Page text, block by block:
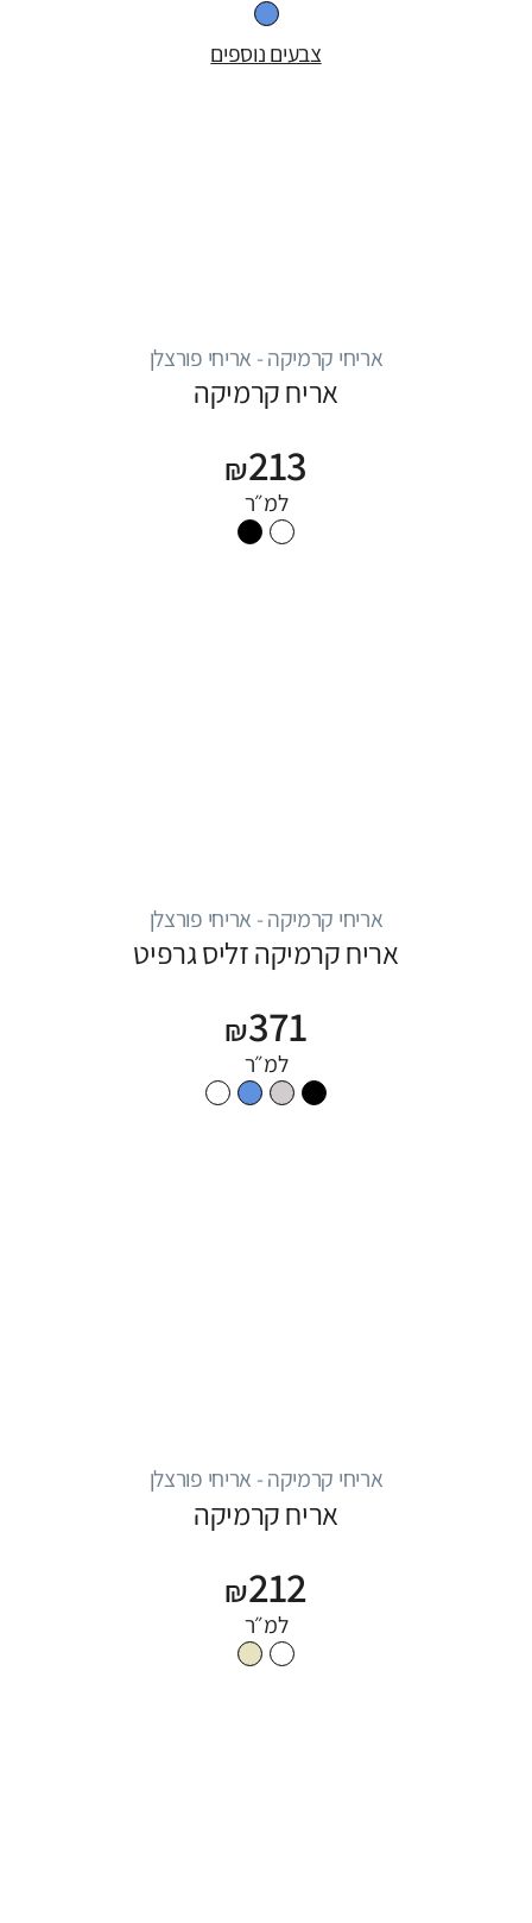
צבעים נוספים
אריחי קרמיקה - אריחי פורצלן
אריח קרמיקה
₪213
למ״ר
אריחי קרמיקה - אריחי פורצלן
אריח קרמיקה זליס גרפיט
₪371
למ״ר
אריחי קרמיקה - אריחי פורצלן
אריח קרמיקה
₪212
למ״ר